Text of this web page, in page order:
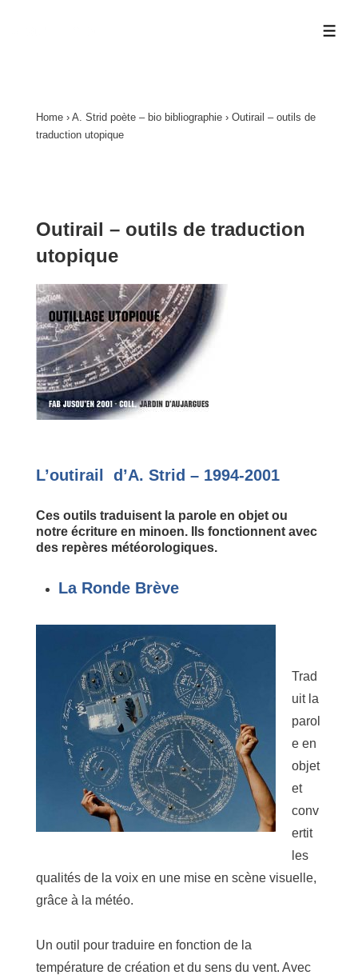
Home › A. Strid poète – bio bibliographie › Outirail – outils de
traduction utopique
Outirail – outils de traduction
utopique
L’outirail d’A. Strid – 1994-2001
Ces outils traduisent la parole en objet ou
notre écriture en minoen. Ils fonctionnent avec
des repères météorologiques.
La Ronde Brève
Trad
uit la
parol
e en
objet
et
conv
ertit
les
qualités de la voix en une mise en scène visuelle,
grâce à la météo.
Un outil pour traduire en fonction de la
température de création et du sens du vent. Avec